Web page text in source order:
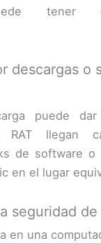
tener
descargas o
puede
RAT llegan
de software o
en el lugar
seguridad
en una